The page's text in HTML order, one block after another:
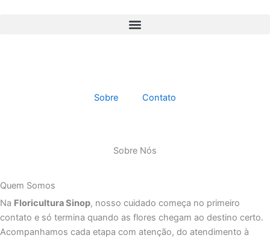
Sobre Contato
Sobre Nós
Quem Somos
Na Floricultura Sinop, nosso cuidado começa no primeiro
contato e só termina quando as flores chegam ao destino certo.
Acompanhamos cada etapa com atenção, do atendimento à